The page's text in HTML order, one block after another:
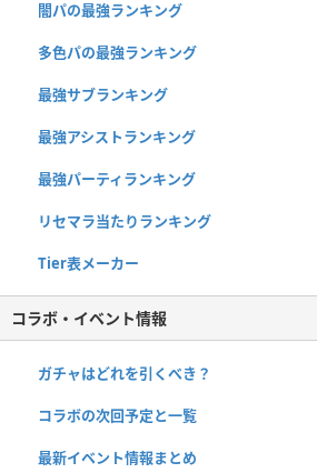
闇パの最強ランキング
多色パの最強ランキング
最強サブランキング
最強アシストランキング
最強パーティランキング
リセマラ当たりランキング
Tier表メーカー
コラボ・イベント情報
ガチャはどれを引くべき？
コラボの次回予定と一覧
最新イベント情報まとめ